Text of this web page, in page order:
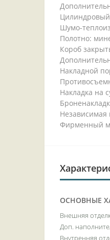
Шумо-
Полотно:
Короб
Накладной
Накладка на
Независимая
Фирменный
ОСНОВНЫЕ
Внешняя
Доп.
Внутренняя